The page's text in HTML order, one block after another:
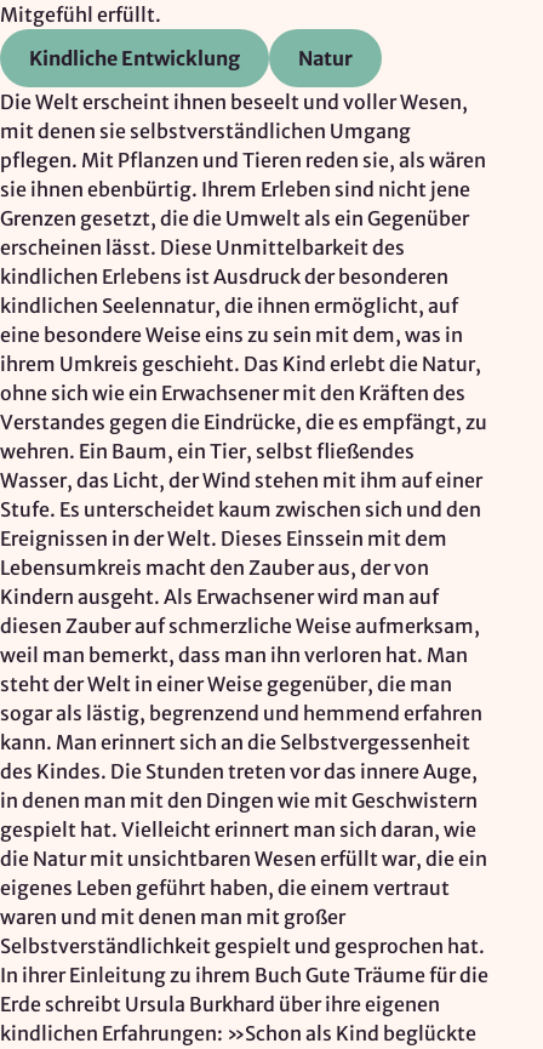
Mitgefühl erfüllt.
Kindliche Entwicklung
Natur
Die Welt erscheint ihnen beseelt und voller Wesen,
mit denen sie selbstverständlichen Umgang
pflegen. Mit Pflanzen und Tieren reden sie, als wären
sie ihnen ebenbürtig. Ihrem Erleben sind nicht jene
Grenzen gesetzt, die die Umwelt als ein Gegenüber
erscheinen lässt. Diese Unmittelbarkeit des
kindlichen Erlebens ist Ausdruck der besonderen
kindlichen Seelennatur, die ihnen ermöglicht, auf
eine besondere Weise eins zu sein mit dem, was in
ihrem Umkreis geschieht. Das Kind erlebt die Natur,
ohne sich wie ein Erwachsener mit den Kräften des
Verstandes gegen die Eindrücke, die es empfängt, zu
wehren. Ein Baum, ein Tier, selbst fließendes
Wasser, das Licht, der Wind stehen mit ihm auf einer
Stufe. Es unterscheidet kaum zwischen sich und den
Ereignissen in der Welt. Dieses Einssein mit dem
Lebensumkreis macht den Zauber aus, der von
Kindern ausgeht. Als Erwachsener wird man auf
diesen Zauber auf schmerzliche Weise aufmerksam,
weil man bemerkt, dass man ihn verloren hat. Man
steht der Welt in einer Weise gegenüber, die man
sogar als lästig, begrenzend und hemmend erfahren
kann. Man erinnert sich an die Selbstvergessenheit
des Kindes. Die Stunden treten vor das innere Auge,
in denen man mit den Dingen wie mit Geschwistern
gespielt hat. Vielleicht erinnert man sich daran, wie
die Natur mit unsichtbaren Wesen erfüllt war, die ein
eigenes Leben geführt haben, die einem vertraut
waren und mit denen man mit großer
Selbstverständlichkeit gespielt und gesprochen hat.
In ihrer Einleitung zu ihrem Buch Gute Träume für die
Erde schreibt Ursula Burkhard über ihre eigenen
kindlichen Erfahrungen: »Schon als Kind beglückte
Rechtsgrundlage: Art. 6 Abs. 1 lit. f DSGVO
Drittlandübermittlung: möglich
OPTIONAL
Optionale Cookies(z. B. für Karten von Mapbox,
Videos von Vimeo oder optionale zusätzliche
Cookies für die Messung von wiederkehrenden
Nutzenden von Matomo) werden nur nach Ihrer
Einwilligunggeladen.
Mapbox
Anbieter:
Mapbox Inc., US
Zweck:
Kartendarstellung
Rechtsgrundlage: Art. 6 Abs. 1 lit. a DSGVO
Vimeo
Anbieter:
Vimeo Inc., USA
Zweck:
Videowiedergabe
Rechtsgrundlage: Art. 6 Abs. 1 lit. a DSGVO
Matomo (Webanalyse)
Vereinigung der Waldorfkindergärten e. V.
Zweck:
Reichweitenmessung, technische Optimierung